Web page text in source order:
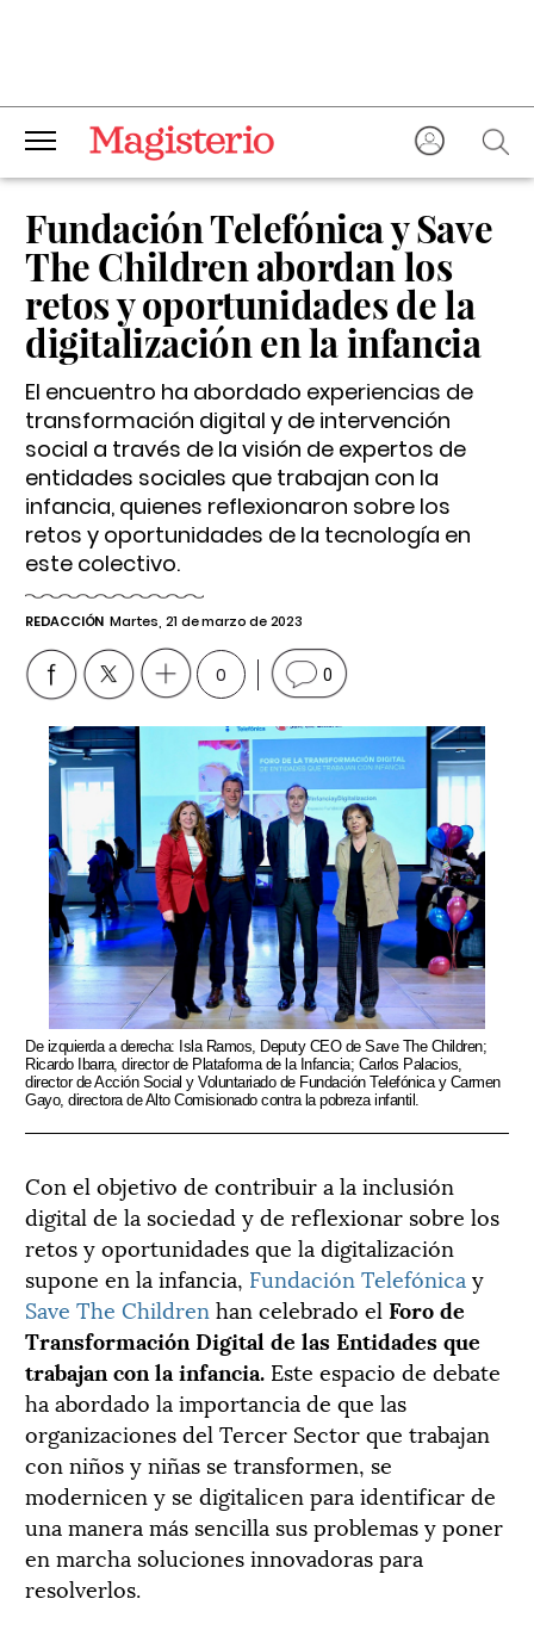
Fundación Telefónica y Save
The Children abordan los
retos y oportunidades de la
digitalización en la infancia
El encuentro ha abordado experiencias de
transformación digital y de intervención
social a través de la visión de expertos de
entidades sociales que trabajan con la
infancia, quienes reflexionaron sobre los
retos y oportunidades de la tecnología en
este colectivo.
REDACCIÓN Martes, 21 de marzo de 2023
0 0
De izquierda a derecha: Isla Ramos, Deputy CEO de Save The Children;
Ricardo Ibarra, director de Plataforma de la Infancia; Carlos Palacios,
director de Acción Social y Voluntariado de Fundación Telefónica y Carmen
Gayo, directora de Alto Comisionado contra la pobreza infantil.
Con el objetivo de contribuir a la inclusión
digital de la sociedad y de reflexionar sobre los
retos y oportunidades que la digitalización
supone en la infancia, Fundación Telefónica y
Save The Children han celebrado el Foro de
Transformación Digital de las Entidades que
trabajan con la infancia. Este espacio de debate
ha abordado la importancia de que las
organizaciones del Tercer Sector que trabajan
con niños y niñas se transformen, se
modernicen y se digitalicen para identificar de
una manera más sencilla sus problemas y poner
en marcha soluciones innovadoras para
resolverlos.